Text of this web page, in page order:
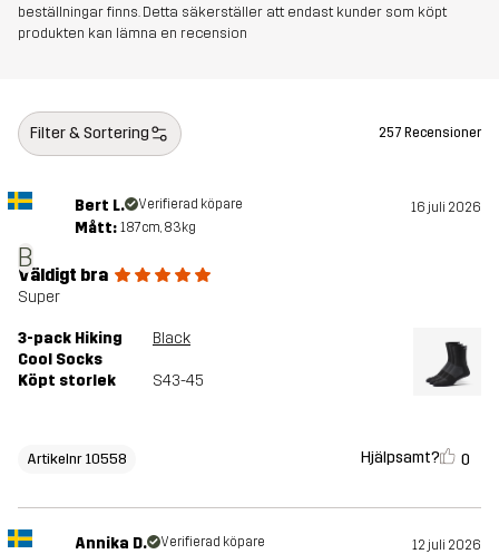
beställningar finns. Detta säkerställer att endast kunder som köpt
produkten kan lämna en recension
Filter & Sortering 257 Recensioner
B
Bert L. Verifierad köpare 16 juli 2026
Mått: 187cm, 83kg
Väldigt bra
Super
3-pack Hiking
Cool Socks
Black
Köpt storlek S43-45
Artikelnr 10558 Hjälpsamt? 0
Annika D. Verifierad köpare 12 juli 2026